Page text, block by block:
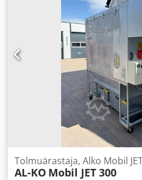
Tolmuärastaja, Alko Mobil
AL-KO Mobil JET 300